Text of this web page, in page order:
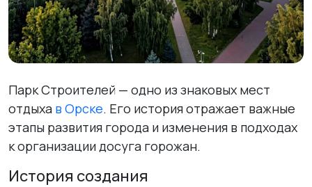
Парк Строителей — одно из знаковых мест
отдыха в Орске. Его история отражает важные
этапы развития города и изменения в подходах
к организации досуга горожан.
История создания